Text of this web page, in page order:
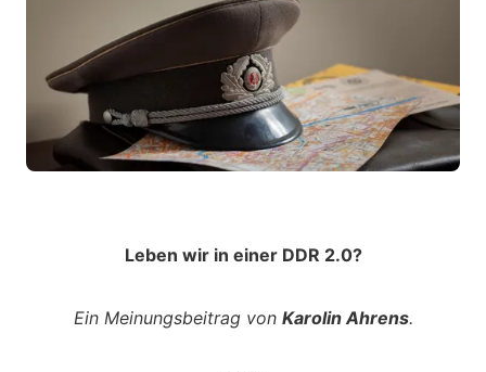
Leben wir in einer DDR 2.0?
Ein Meinungsbeitrag von Karolin Ahrens.